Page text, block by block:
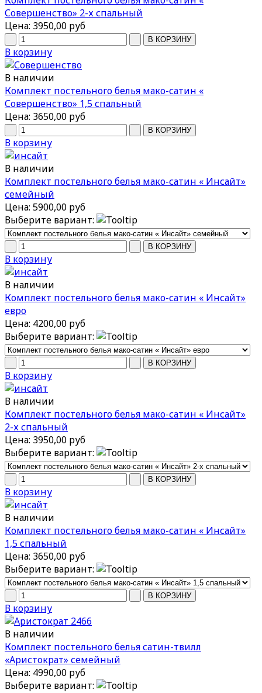
Совершенство» 2-х спальный
Цена: 3950,00 руб
В корзину
В наличии
Комплект постельного белья мако-сатин «
Совершенство» 1,5 спальный
Цена: 3650,00 руб
В корзину
В наличии
Комплект постельного белья мако-сатин « Инсайт»
семейный
Цена: 5900,00 руб
Выберите вариант:
В корзину
В наличии
Комплект постельного белья мако-сатин « Инсайт»
евро
Цена: 4200,00 руб
Выберите вариант:
В корзину
В наличии
Комплект постельного белья мако-сатин « Инсайт»
2-х спальный
Цена: 3950,00 руб
Выберите вариант:
В корзину
В наличии
Комплект постельного белья мако-сатин « Инсайт»
1,5 спальный
Цена: 3650,00 руб
Выберите вариант:
В корзину
В наличии
Комплект постельного белья сатин-твилл
«Аристократ» семейный
Цена: 4990,00 руб
Выберите вариант: